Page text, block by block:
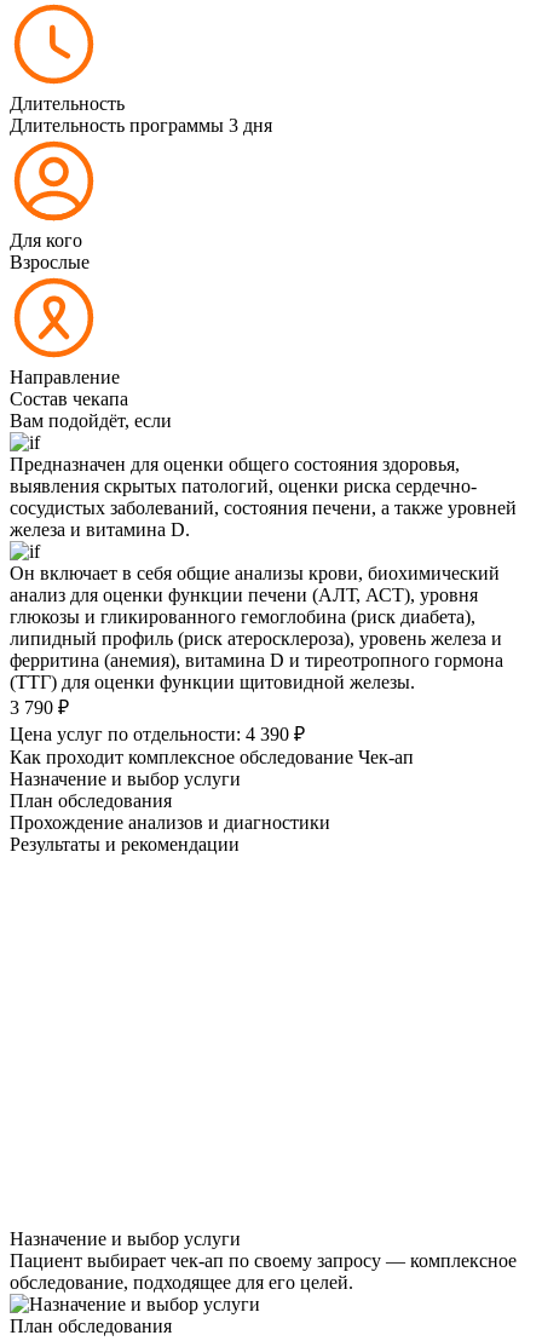
Длительность
Длительность программы 3 дня
Для кого
Взрослые
Направление
Состав чекапа
Вам подойдёт, если
Предназначен для оценки общего состояния здоровья,
выявления скрытых патологий, оценки риска сердечно-
сосудистых заболеваний, состояния печени, а также уровней
железа и витамина D.
Он включает в себя общие анализы крови, биохимический
анализ для оценки функции печени (АЛТ, АСТ), уровня
глюкозы и гликированного гемоглобина (риск диабета),
липидный профиль (риск атеросклероза), уровень железа и
ферритина (анемия), витамина D и тиреотропного гормона
(ТТГ) для оценки функции щитовидной железы.
3 790 ₽
Цена услуг по отдельности: 4 390 ₽
Как проходит комплексное обследование Чек-ап
Назначение и выбор услуги
План обследования
Прохождение анализов и диагностики
Результаты и рекомендации
Назначение и выбор услуги
Пациент выбирает чек-ап по своему запросу — комплексное
обследование, подходящее для его целей.
План обследования